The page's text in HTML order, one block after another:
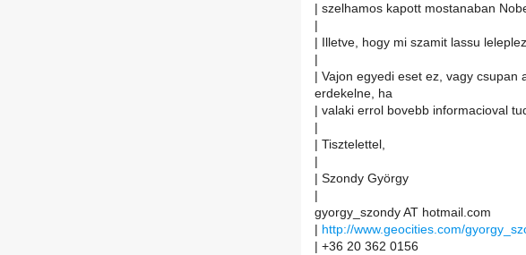
| szelhamos kapott mostanaban
| Illetve, hogy mi szamit lassu
| Vajon egyedi eset ez, vagy
erdekelne, ha
| valaki errol bovebb informacioval
| Tisztelettel,
| Szondy György
gyorgy_szondy AT hotmail.com
http://www.geocities.com/
| +36 20 362 0156